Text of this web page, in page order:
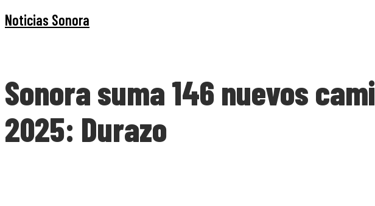
Noticias Sonora
Sonora suma 146 nuevos
2025: Durazo